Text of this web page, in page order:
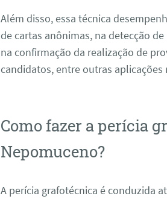
Além disso, essa técnica
de cartas anônimas, na detecção
na confirmação da realização de
candidatos, entre outras aplicações
Como fazer a perícia
Nepomuceno?
A perícia grafotécnica é conduzida